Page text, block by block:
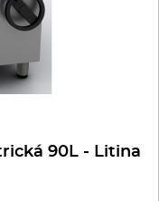
90L - Litina